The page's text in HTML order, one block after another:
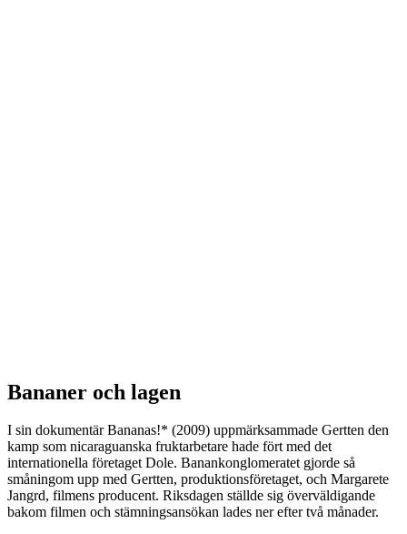
Bananer och lagen
I sin dokumentär Bananas!* (2009) uppmärksammade Gertten den
kamp som nicaraguanska fruktarbetare hade fört med det
internationella företaget Dole. Banankonglomeratet gjorde så
småningom upp med Gertten, produktionsföretaget, och Margarete
Jangrd, filmens producent. Riksdagen ställde sig överväldigande
bakom filmen och stämningsansökan lades ner efter två månader.